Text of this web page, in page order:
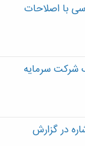
با اصلاحات
شرکت سرمایه
در گزارش